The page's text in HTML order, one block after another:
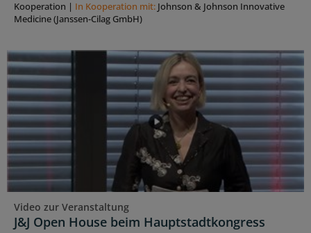
Kooperation | In Kooperation mit: Johnson & Johnson Innovative
Medicine (Janssen-Cilag GmbH)
Video zur Veranstaltung
J&J Open House beim Hauptstadtkongress